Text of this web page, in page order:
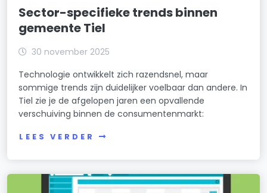
Sector-specifieke trends binnen
gemeente Tiel
30 november 2025
Technologie ontwikkelt zich razendsnel, maar
sommige trends zijn duidelijker voelbaar dan andere. In
Tiel zie je de afgelopen jaren een opvallende
verschuiving binnen de consumentenmarkt:
LEES VERDER